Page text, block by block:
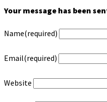
Your message has been
Name(required)
Email(required)
Website